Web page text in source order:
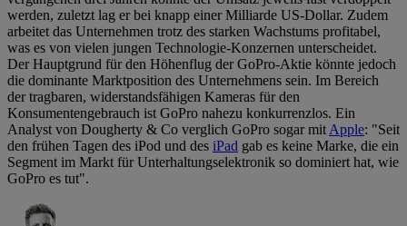
werden, zuletzt lag er bei knapp einer Milliarde US-Dollar. Zudem
arbeitet das Unternehmen trotz des starken Wachstums profitabel,
was es von vielen jungen Technologie-Konzernen unterscheidet.
Der Hauptgrund für den Höhenflug der GoPro-Aktie könnte jedoch
die dominante Marktposition des Unternehmens sein. Im Bereich
der tragbaren, widerstandsfähigen Kameras für den
Konsumentengebrauch ist GoPro nahezu konkurrenzlos. Ein
Analyst von Dougherty & Co verglich GoPro sogar mitApple: "Seit
den frühen Tagen des iPod und des iPad gab es keine Marke, die ein
Segment im Markt für Unterhaltungselektronik so dominiert hat, wie
GoPro es tut".